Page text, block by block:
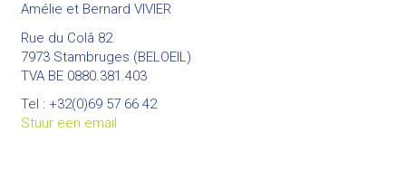
Amélie et Bernard VIVIER
Rue du Colâ 82
7973 Stambruges (BELOEIL)
TVA BE 0880.381.403
Tel : +32(0)69 57 66 42
Stuur een email